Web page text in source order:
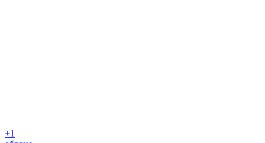
+1